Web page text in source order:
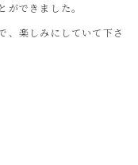
できました。
、楽しみにしていて下さ